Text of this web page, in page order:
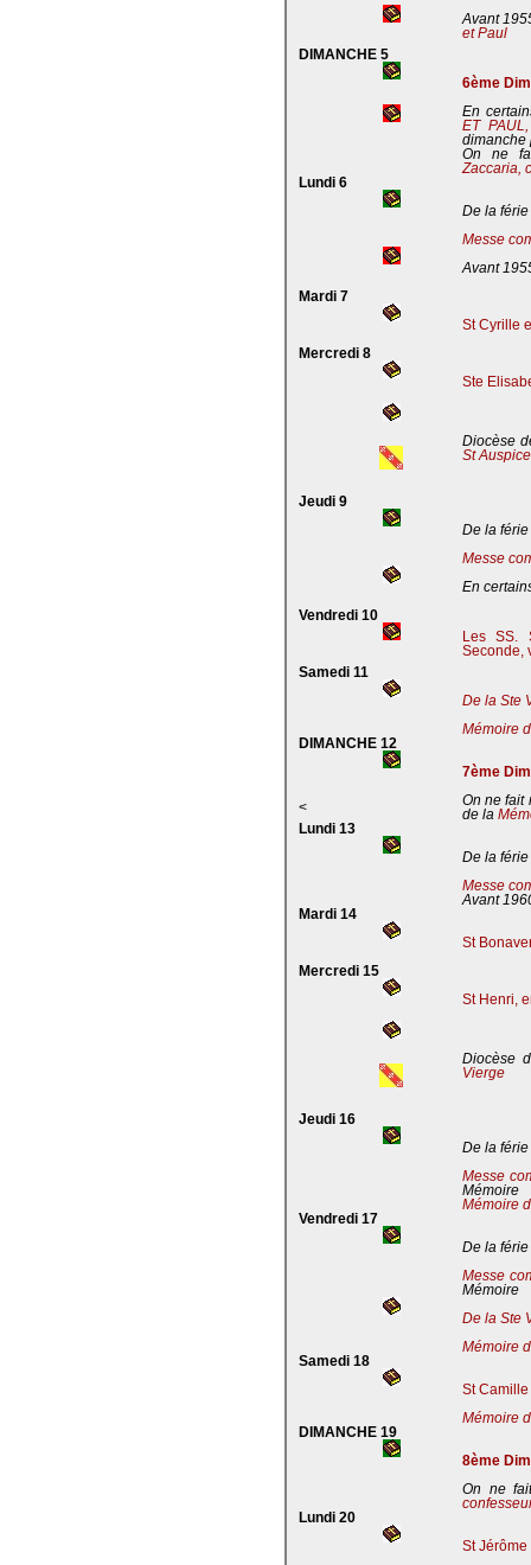
Avant
et Paul
DIMANCHE 5
6ème
En
ET
dimanche
On ne
Zaccaria,
Lundi 6
De la férie
Messe
Avant
Mardi 7
St Cyrille
Mercredi 8
Ste
Diocèse
St
Jeudi 9
De la férie
Messe
En
Vendredi 10
Les SS.
Seconde,
Samedi 11
De la Ste
Mémoire
DIMANCHE 12
7ème
<
On ne fait
de la
Lundi 13
De la férie
Messe
Avant
Mardi 14
St
Mercredi 15
St Henri,
Diocèse
Vierge
Jeudi 16
De la férie
Messe
Mémoire
Mémoire
Vendredi 17
De la férie
Messe
Mémoire
De la Ste
Mémoire
Samedi 18
St
Mémoire
DIMANCHE 19
8ème
On ne
Lundi 20
St